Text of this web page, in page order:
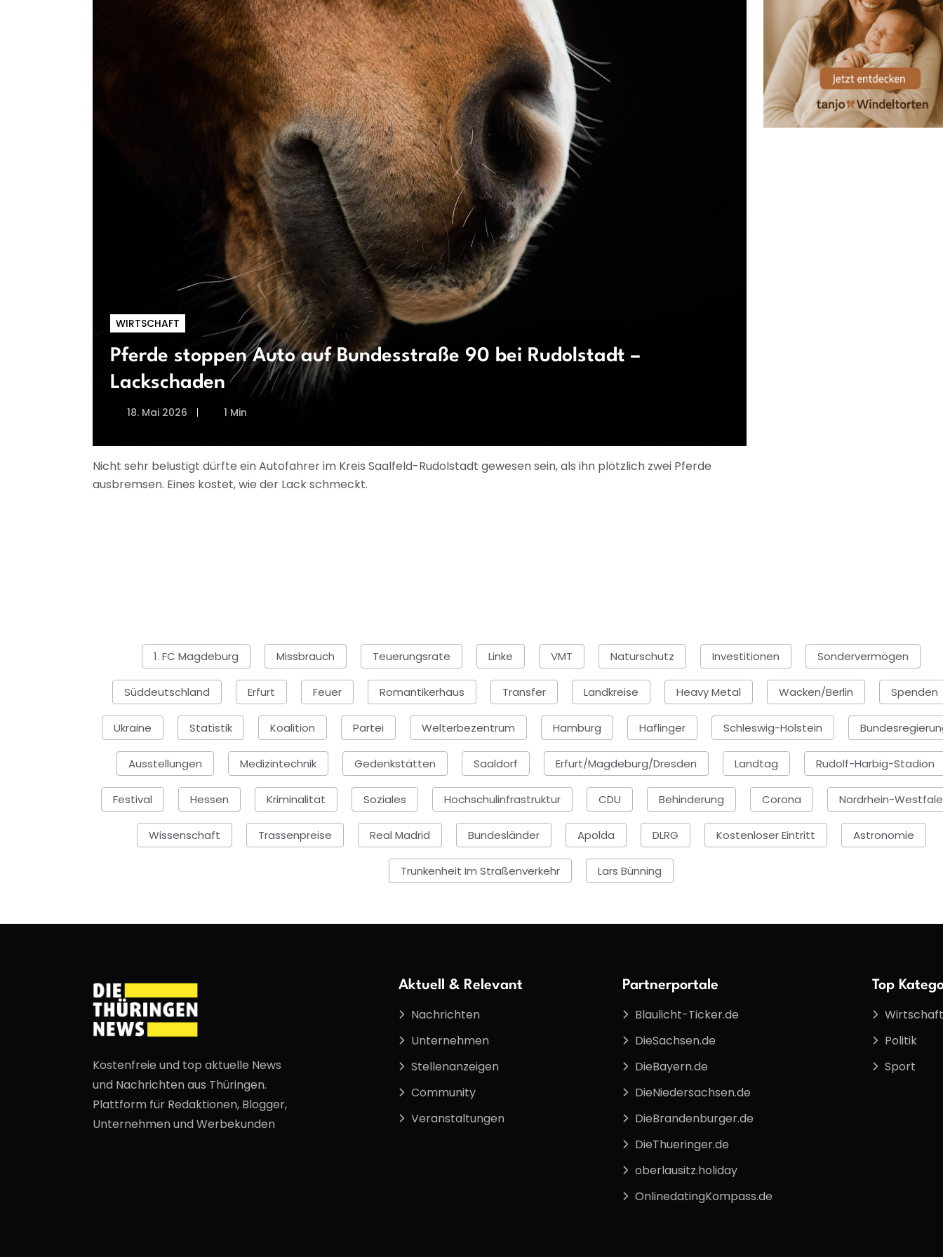
WIRTSCHAFT
Pferde stoppen Auto auf Bundesstraße 90 bei Rudolstadt –
Lackschaden
18. Mai 2026 1 Min
Nicht sehr belustigt dürfte ein Autofahrer im Kreis Saalfeld-Rudolstadt gewesen sein, als ihn plötzlich zwei Pferde
ausbremsen. Eines kostet, wie der Lack schmeckt.
1. FC Magdeburg Missbrauch Teuerungsrate Linke VMT Naturschutz Investitionen Sondervermögen
Süddeutschland Erfurt Feuer Romantikerhaus Transfer Landkreise Heavy Metal Wacken/Berlin Spenden
Ukraine Statistik Koalition Partei Welterbezentrum Hamburg Haflinger Schleswig-Holstein
Ausstellungen Medizintechnik Gedenkstätten Saaldorf Erfurt/Magdeburg/Dresden Landtag Rudolf-Harbig-Stadion
Festival Hessen Kriminalität Soziales Hochschulinfrastruktur CDU Behinderung Corona Nordrhein-
Wissenschaft Trassenpreise Real Madrid Bundesländer Apolda DLRG Kostenloser Eintritt Astronomie
Trunkenheit Im Straßenverkehr Lars Bünning
Kostenfreie und top aktuelle News
und Nachrichten aus Thüringen.
Plattform für Redaktionen, Blogger,
Unternehmen und Werbekunden
Aktuell & Relevant
Nachrichten
Unternehmen
Stellenanzeigen
Community
Veranstaltungen
Partnerportale
Blaulicht-Ticker.de
DieSachsen.de
DieBayern.de
DieNiedersachsen.de
DieBrandenburger.de
DieThueringer.de
oberlausitz.holiday
OnlinedatingKompass.de
Top
Wirtschaft
Politik
Sport